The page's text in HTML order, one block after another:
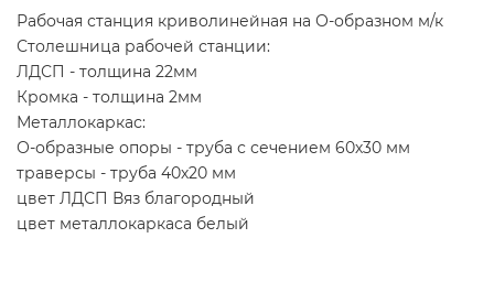
Рабочая станция криволинейная на О-образном м/к
Столешница рабочей станции:
ЛДСП - толщина 22мм
Кромка - толщина 2мм
Металлокаркас:
О-образные опоры - труба с сечением 60х30 мм
траверсы - труба 40х20 мм
цвет ЛДСП Вяз благородный
цвет металлокаркаса белый